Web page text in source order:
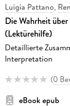
Luigia Pattano,
Die Wahrheit
(Lektürehilfe)
Detaillierte
Interpretation
(0
eBook epub